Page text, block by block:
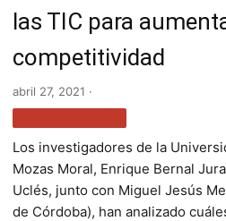
las TIC para
competitividad
abril 27, 2021 ·
Los investigadores de la
Mozas Moral, Enrique Bernal
Uclés, junto con Miguel Jesús
de Córdoba), han analizado